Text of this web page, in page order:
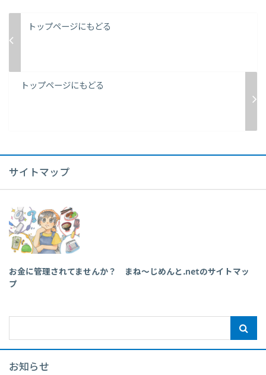
トップページにもどる
トップページにもどる
サイトマップ
お金に管理されてませんか？ まね～じめんと.netのサイトマッ
プ
お知らせ